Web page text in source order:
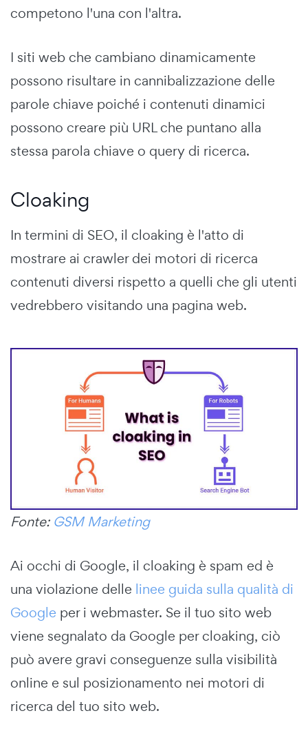
competono l'una con l'altra.
I siti web che cambiano dinamicamente
possono risultare in cannibalizzazione delle
parole chiave poiché i contenuti dinamici
possono creare più URL che puntano alla
stessa parola chiave o query di ricerca.
Cloaking
In termini di SEO, il cloaking è l'atto di
mostrare ai crawler dei motori di ricerca
contenuti diversi rispetto a quelli che gli utenti
vedrebbero visitando una pagina web.
Fonte: GSM Marketing
Ai occhi di Google, il cloaking è spam ed è
una violazione delle linee guida sulla qualità di
Google per i webmaster. Se il tuo sito web
viene segnalato da Google per cloaking, ciò
può avere gravi conseguenze sulla visibilità
online e sul posizionamento nei motori di
ricerca del tuo sito web.